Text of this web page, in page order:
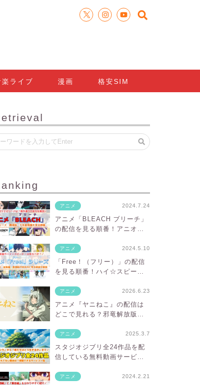
楽ライブ 漫画 格安SIM
アニメ 2024.7.24
アニメ「BLEACH ブリーチ」
の配信を見る順番！アニオリ
アニメ 2024.5.10
「Free！（フリー）」の配信
を見る順番！ハイ☆スピー
紹介
アニメ 2026.6.23
アニメ『ヤニねこ』の配信は
どこで見れる？邪竜解放版の
アニメ 2025.3.7
スタジオジブリ全24作品を配
信している無料動画サービス
は？
アニメ 2024.2.21